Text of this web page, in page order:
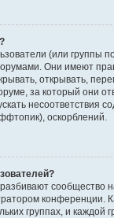
(или группы
Они имеют
открывать,
за который они
несоответствия
оскорблений.
сообщество
конференции.
группах, и каждой